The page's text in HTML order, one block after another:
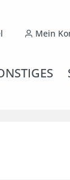
Du hast 0Mein